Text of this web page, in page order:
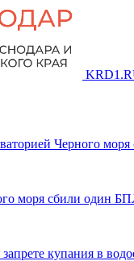
Черного
моря сбили один
купания в